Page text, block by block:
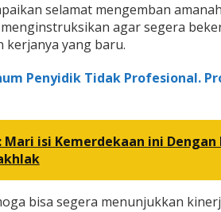
selamat mengemban
agar segera
kerjanya yang baru.
Penyidik Tidak Profesional.
Mari isi Kemerdekaan ini
bisa segera menunjukkan